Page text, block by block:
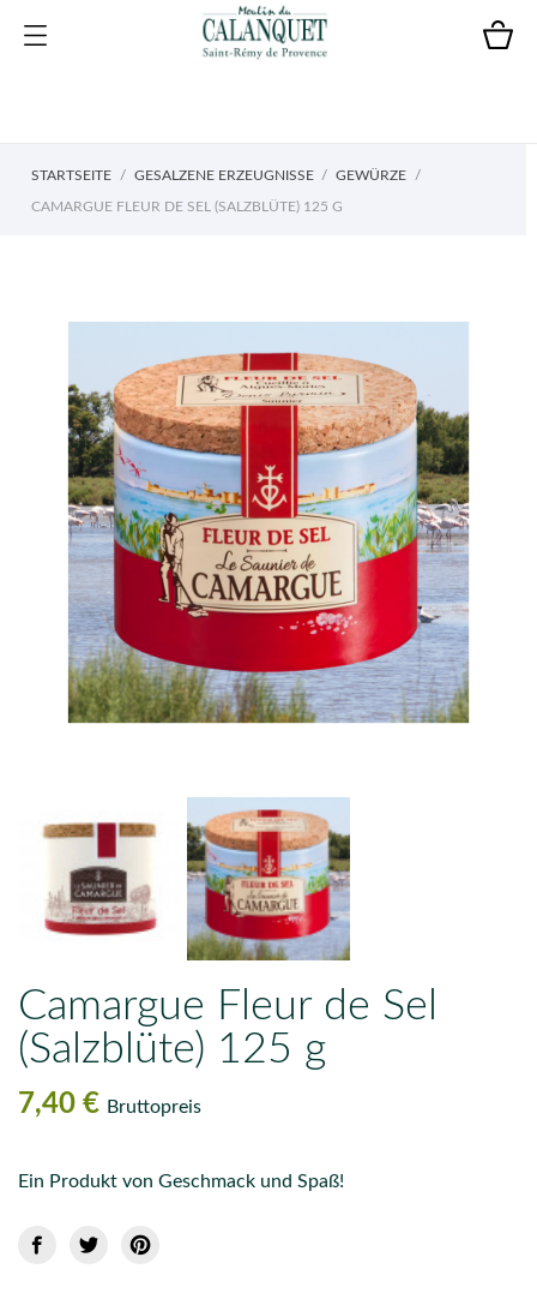
STARTSEITE GESALZENE ERZEUGNISSE GEWÜRZE
CAMARGUE FLEUR DE SEL (SALZBLÜTE) 125 G
Camargue Fleur de Sel
(Salzblüte) 125 g
7,40 € Bruttopreis
Ein Produkt von Geschmack und Spaß!